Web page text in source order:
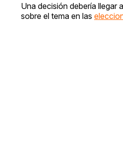
Una decisión debería llegar
sobre el tema en las